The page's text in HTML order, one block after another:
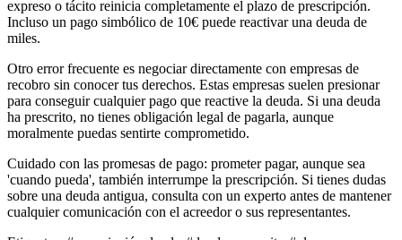
expreso o tácito reinicia completamente el plazo de prescripción.
Incluso un pago simbólico de 10€ puede reactivar una deuda de
miles.
Otro error frecuente es negociar directamente con empresas de
recobro sin conocer tus derechos. Estas empresas suelen presionar
para conseguir cualquier pago que reactive la deuda. Si una deuda
ha prescrito, no tienes obligación legal de pagarla, aunque
moralmente puedas sentirte comprometido.
Cuidado con las promesas de pago: prometer pagar, aunque sea
'cuando pueda', también interrumpe la prescripción. Si tienes dudas
sobre una deuda antigua, consulta con un experto antes de mantener
cualquier comunicación con el acreedor o sus representantes.